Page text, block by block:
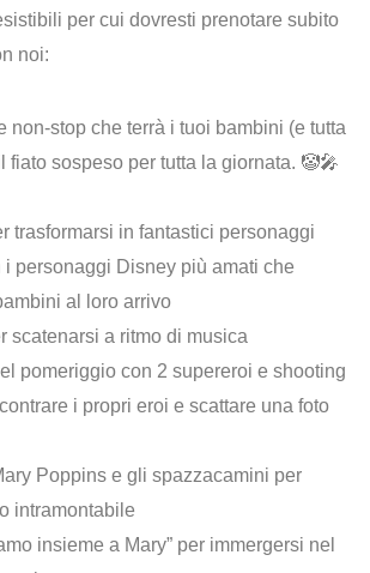
per cui dovresti prenotare subito
noi:
non-stop che terrà i tuoi bambini (e tutta
fiato sospeso per tutta la giornata. 🤡🎤
trasformarsi in fantastici personaggi
i personaggi Disney più amati che
al loro arrivo
scatenarsi a ritmo di musica
pomeriggio con 2 supereroi e shooting
i propri eroi e scattare una foto
Poppins e gli spazzacamini per
intramontabile
insieme a Mary” per immergersi nel